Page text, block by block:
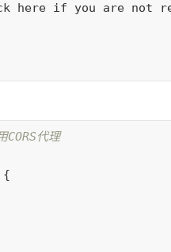
here if you are not
代理
{